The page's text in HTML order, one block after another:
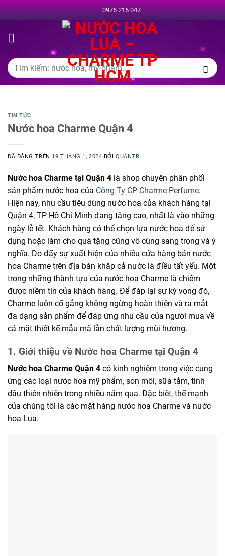
Chuyển
đến
dung
0976 216 047
Tìm
kiếm:
TIN TỨC
Nước hoa Charme Quận 4
ĐÃ ĐĂNG TRÊN 19 THÁNG 1, 2024 BỞIQUANTRI
Nước hoa Charme tại Quận 4 là shop chuyên phân phối
sản phẩm nước hoa của Công Ty CP Charme Perfume.
Hiện nay, nhu cầu tiêu dùng nước hoa của khách hàng tại
Quận 4, TP Hồ Chí Minh đang tăng cao, nhất là vào những
ngày lễ tết. Khách hàng có thể chọn lựa nước hoa để sử
dụng hoặc làm cho quà tặng cũng vô cùng sang trọng và ý
nghĩa. Do đấy sự xuất hiện của nhiều cửa hàng bán nước
hoa Charme trên địa bàn khắp cả nước là điều tất yếu. Một
trong những thành tựu của nước hoa Charme là chiếm
được niềm tin của khách hàng. Để đáp lại sự kỳ vọng đó,
Charme luôn cố gắng không ngừng hoàn thiện và ra mắt
đa dạng sản phẩm để đáp ứng nhu cầu của người mua về
cả mặt thiết kế mẫu mã lẫn chất lượng mùi hương.
1. Giới thiệu về Nước hoa Charme tại Quận 4
Nước hoa Charme Quận 4 có kinh nghiệm trong việc cung
ứng các loại nước hoa mỹ phẩm, son môi, sữa tắm, tinh
dầu thiên nhiên trong nhiều năm qua. Đặc biệt, thế mạnh
của chúng tôi là các mặt hàng nước hoa Charme và nước
hoa Lua.